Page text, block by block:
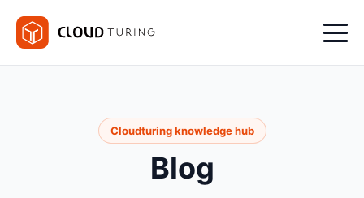
Cloudturing knowledge hub
Blog